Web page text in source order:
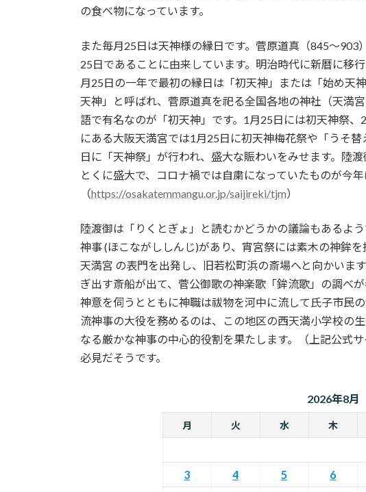
の食べ物になっています。
また毎月25日は天神様の縁日です。菅原道真（845～
25日であることに由来しています。明治時代に新暦に移
月25日の一年で最初の縁日は「初天神」または「始め天
天神」と呼ばれ、菅原道真を祀る全国各地の神社（天満
語で有名なのが「初天神」です。1月25日には初天神祭
にある大阪天満宮では1月25日に初天神梅花祭や「うそ
日に「天神祭」が行われ、盛大な賑わいをみせます。陸
とくに盛大で、コロナ禍では自粛になっていたものが今年
（https://osakatemmangu.or.jp/saijireki/tjm）
陸渡御は「りくとぎょ」と読むかどうかの議論もあるよ
神事 (ほこながししんじ)があり、宵宮祭には素木の神鉾
天満宮 の表門を出発し、旧若松町浜の斎場へと向かいま
ぎ出す斎船が出て、菅公御歌の神楽歌「鉾流歌」の調べ
神意を伺うとともに神職は祓物を河中に流して氏子市民
流神事の大役を務めるのは、この地区の西天満小学校の
なる厳かな神事の中心的役割を果たします。（上記公式
必見だそうです。
2026年8月
月 火 水 木
3
4 5 6